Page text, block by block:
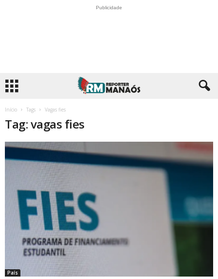
Publicidade
Início Tags Vagas fies
Tag: vagas fies
País